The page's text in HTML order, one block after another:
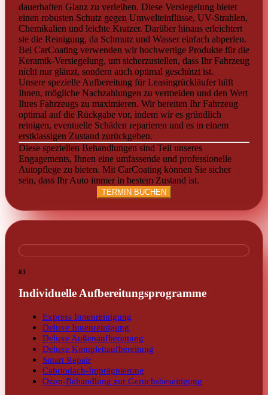
dauerhaften Glanz zu verleihen. Diese Versiegelung bietet
einen robusten Schutz gegen Umwelteinflüsse, UV-Strahlen,
Chemikalien und leichte Kratzer. Darüber hinaus erleichtert
sie die Reinigung, da Schmutz und Wasser einfach abperlen.
Bei CarCoating verwenden wir hochwertige Produkte für die
Keramik-Versiegelung, um sicherzustellen, dass Ihr Fahrzeug
nicht nur glänzt, sondern auch optimal geschützt ist.
Unsere spezielle Aufbereitung für Leasingrückläufer hilft
Ihnen, mögliche Nachzahlungen zu vermeiden und den Wert
Ihres Fahrzeugs zu maximieren. Wir bereiten Ihr Fahrzeug
optimal auf die Rückgabe vor, indem wir es gründlich
reinigen, eventuelle Schäden reparieren und es in einem
erstklassigen Zustand zurückgeben.
Diese speziellen Behandlungen sind Teil unseres
Engagements, Ihnen eine umfassende und professionelle
Autopflege zu bieten. Mit CarCoating können Sie sicher
sein, dass Ihr Auto immer in bestem Zustand ist.
TERMIN BUCHEN
03
Individuelle Aufbereitungsprogramme
Express Innenreinigung
Deluxe Innenreinigung
Deluxe Außenaufbereitung
Deluxe Komplettaufbereitung
Smart Repair
Cabriodach-Imprägnierung
Ozon-Behandlung zur Geruchsbeseitigung